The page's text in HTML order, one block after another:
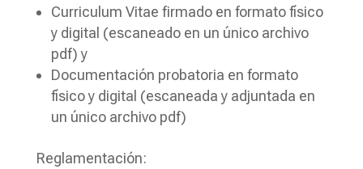
Curriculum Vitae firmado en formato físico
y digital (escaneado en un único archivo
pdf) y
Documentación probatoria en formato
físico y digital (escaneada y adjuntada en
un único archivo pdf)
Reglamentación: